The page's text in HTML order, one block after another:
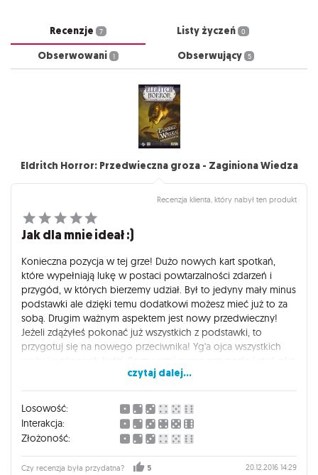
Recenzje 7 Listy życzeń 0
Obserwowani 1 Obserwujący 5
Eldritch Horror: Przedwieczna groza - Zaginiona Wiedza
Recenzja klienta, który nabył ten produkt
Jak dla mnie ideał :)
Konieczna pozycja w tej grze! Dużo nowych kart spotkań,
które wypełniają lukę w postaci powtarzalności zdarzeń i
przygód, w których bierzemy udział. Był to jedyny mały minus
podstawki ale dzięki temu dodatkowi możesz mieć już to za
sobą. Drugim ważnym aspektem jest nowy przedwieczny!
Jeżeli zdążyłeś pokonać już wszystkich z podstawki, to
przygotuj się na nowego przeciwnika! Yg'a ojca wszystkich
w oko z nowymi niebezpieczeństwami. Zmierz się z nimi i
uratuj świat od zagłady, tylko ty jesteś w stanie to zrobić!
Bardzo mocno Polecam!
czytaj dalej...
Losowość:
Interakcja:
Złożoność:
Czy recenzja była przydatna? 5 20.12.2016 14:29